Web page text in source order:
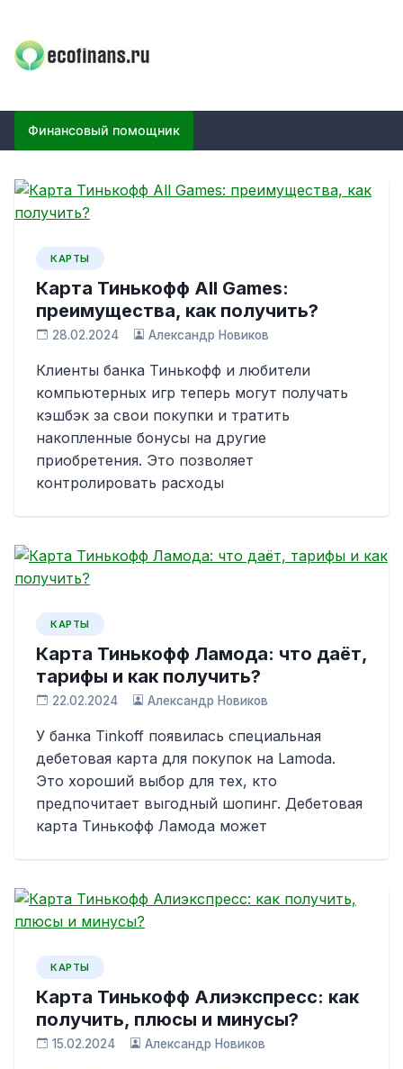
content
ECOFINANS
Финансовый помощник
КАРТЫ
Карта Тинькофф All Games:
преимущества, как получить?
28.02.2024 Александр Новиков
Клиенты банка Тинькофф и любители
компьютерных игр теперь могут получать
кэшбэк за свои покупки и тратить
накопленные бонусы на другие
приобретения. Это позволяет
контролировать расходы
КАРТЫ
Карта Тинькофф Ламода: что даёт,
тарифы и как получить?
22.02.2024 Александр Новиков
У банка Tinkoff появилась специальная
дебетовая карта для покупок на Lamoda.
Это хороший выбор для тех, кто
предпочитает выгодный шопинг. Дебетовая
карта Тинькофф Ламода может
КАРТЫ
Карта Тинькофф Алиэкспресс: как
получить, плюсы и минусы?
15.02.2024 Александр Новиков